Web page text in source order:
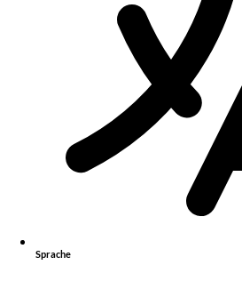
Sprache